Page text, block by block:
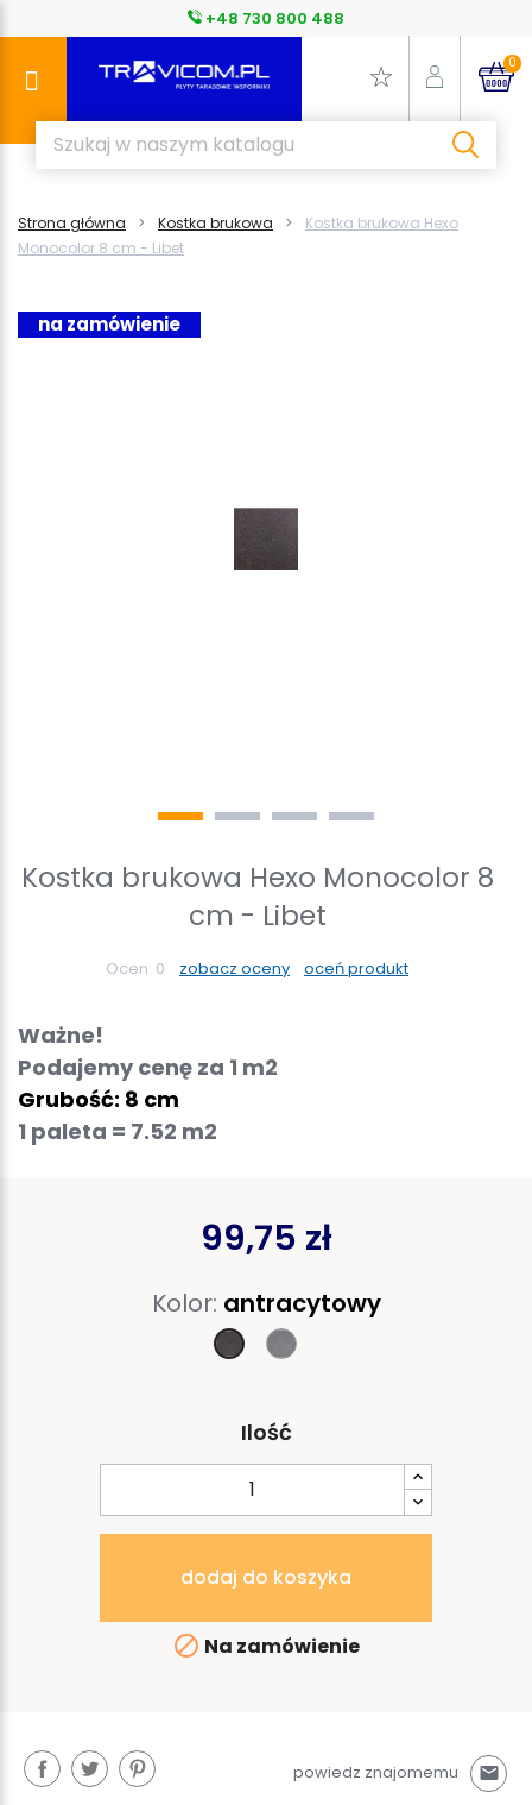
+48 730 800 488
0
Strona główna Kostka brukowa
Kostka brukowa Hexo
Monocolor 8 cm - Libet
na zamówienie
Kostka brukowa Hexo Monocolor 8
cm - Libet
Ocen: 0 zobacz oceny oceń produkt
Ważne!
Podajemy cenę za 1 m2
Grubość: 8 cm
1 paleta = 7.52 m2
99,75 zł
Kolor: antracytowy
antracytowy
gołębi
Ilość
dodaj do koszyka
 Na zamówienie
powiedz znajomemu mail